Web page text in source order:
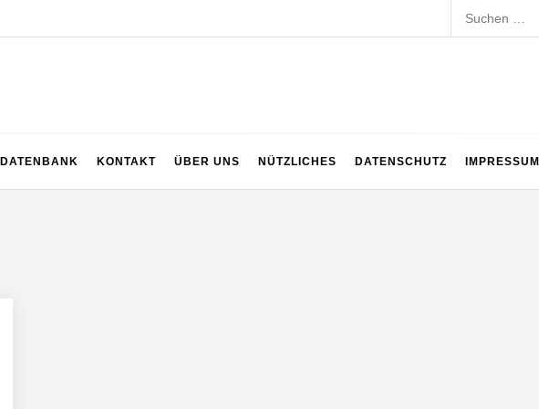
Suchen
nach:
DATENBANK KONTAKT ÜBER UNS NÜTZLICHES DATENSCHUTZ IMPRESSUM